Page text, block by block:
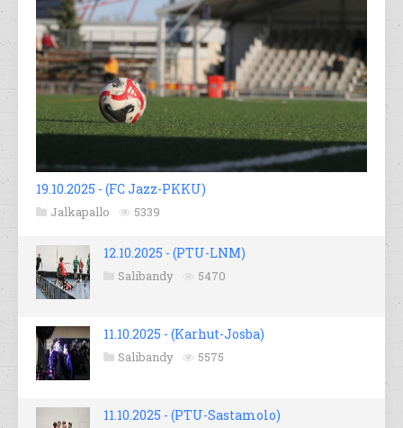
19.10.2025 - (FC Jazz-PKKU)
Jalkapallo 5339
12.10.2025 - (PTU-LNM)
Salibandy 5470
11.10.2025 - (Karhut-Josba)
Salibandy 5575
11.10.2025 - (PTU-Sastamolo)